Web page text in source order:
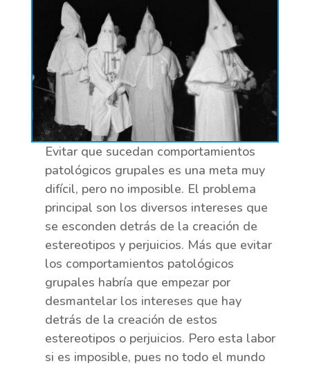
Evitar que sucedan comportamientos
patológicos grupales es una meta muy
difícil, pero no imposible. El problema
principal son los diversos intereses que
se esconden detrás de la creación de
estereotipos y perjuicios. Más que evitar
los comportamientos patológicos
grupales habría que empezar por
desmantelar los intereses que hay
detrás de la creación de estos
estereotipos o perjuicios. Pero esta labor
si es imposible, pues no todo el mundo